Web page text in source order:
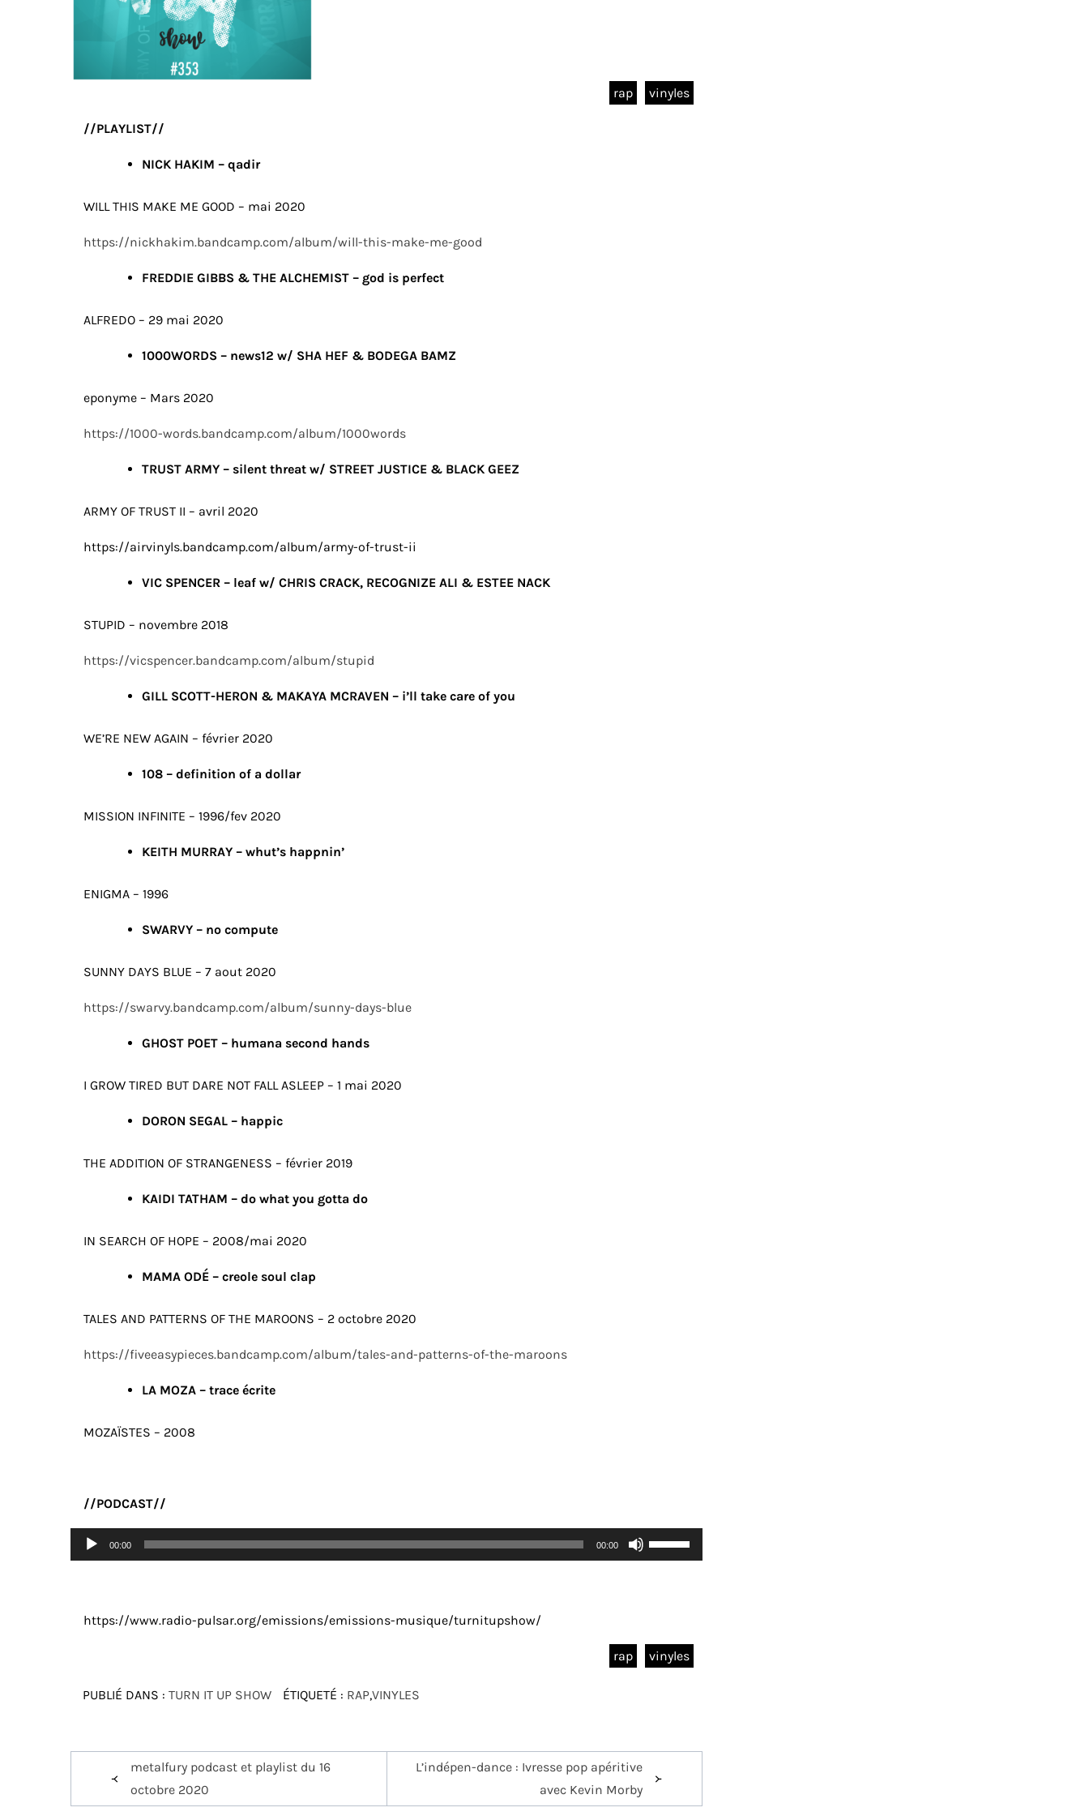
rap vinyles
//PLAYLIST//
NICK HAKIM – qadir
WILL THIS MAKE ME GOOD – mai 2020
https://nickhakim.bandcamp.com/album/will-this-make-me-good
FREDDIE GIBBS & THE ALCHEMIST – god is perfect
ALFREDO – 29 mai 2020
1000WORDS – news12 w/ SHA HEF & BODEGA BAMZ
eponyme – Mars 2020
https://1000-words.bandcamp.com/album/1000words
TRUST ARMY – silent threat w/ STREET JUSTICE & BLACK GEEZ
ARMY OF TRUST II – avril 2020
https://airvinyls.bandcamp.com/album/army-of-trust-ii
VIC SPENCER – leaf w/ CHRIS CRACK, RECOGNIZE ALI & ESTEE NACK
STUPID – novembre 2018
https://vicspencer.bandcamp.com/album/stupid
GILL SCOTT-HERON & MAKAYA MCRAVEN – i’ll take care of you
WE’RE NEW AGAIN – février 2020
108 – definition of a dollar
MISSION INFINITE – 1996/fev 2020
KEITH MURRAY – whut’s happnin’
ENIGMA – 1996
SWARVY – no compute
SUNNY DAYS BLUE – 7 aout 2020
https://swarvy.bandcamp.com/album/sunny-days-blue
GHOST POET – humana second hands
I GROW TIRED BUT DARE NOT FALL ASLEEP – 1 mai 2020
DORON SEGAL – happic
THE ADDITION OF STRANGENESS – février 2019
KAIDI TATHAM – do what you gotta do
IN SEARCH OF HOPE – 2008/mai 2020
MAMA ODÉ – creole soul clap
TALES AND PATTERNS OF THE MAROONS – 2 octobre 2020
https://fiveeasypieces.bandcamp.com/album/tales-and-patterns-of-the-maroons
LA MOZA – trace écrite
MOZAÏSTES – 2008
//PODCAST//
Lecteur
audio
00:00 00:00
Utilisez
les
augmenter
https://www.radio-pulsar.org/emissions/emissions-musique/turnitupshow/
rap vinyles
PUBLIÉ DANS : TURN IT UP SHOW ÉTIQUETÉ : RAP,VINYLES
Navigation
de
metalfury podcast et playlist du 16
octobre 2020
L’indépen-dance : Ivresse pop apéritive
avec Kevin Morby